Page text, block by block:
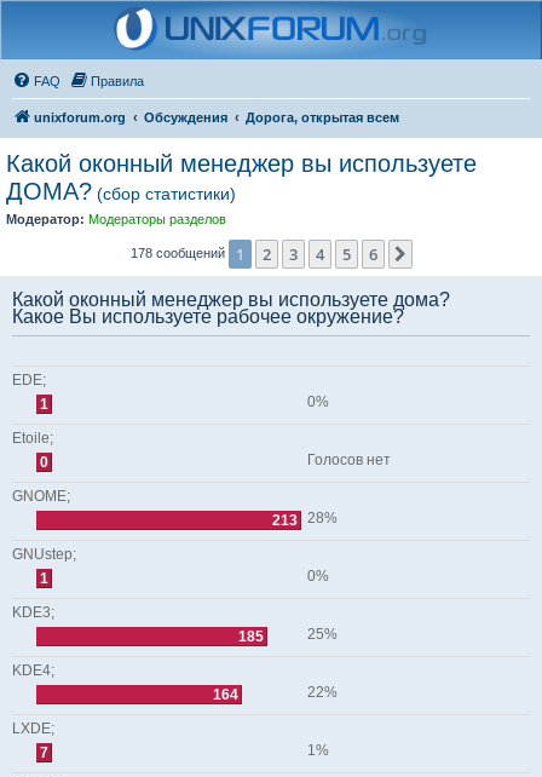
FAQ Правила
unixforum.org Обсуждения Дорога, открытая всем
Какой оконный менеджер вы используете
ДОМА? (сбор статистики)
Модератор: Модераторы разделов
178 сообщений 1 2 3 4 5 6
Какой оконный менеджер вы используете дома?
Какое Вы используете рабочее окружение?
EDE;
1
0%
Etoile;
0
Голосов нет
GNOME;
213 28%
GNUstep;
1
0%
KDE3;
185
25%
KDE4;
164
22%
LXDE;
7
1%